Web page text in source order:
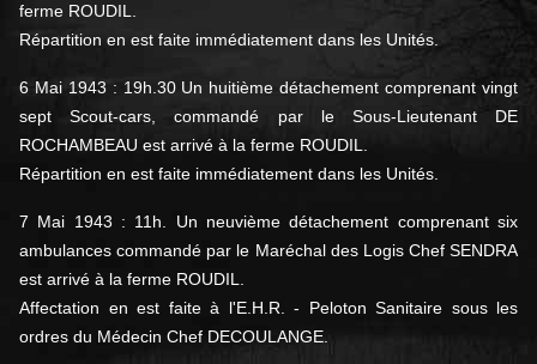
ferme ROUDIL.
Répartition en est faite immédiatement dans les Unités.
6 Mai 1943 : 19h.30 Un huitième détachement comprenant vingt
sept Scout-cars, commandé par le Sous-Lieutenant DE
ROCHAMBEAU est arrivé à la ferme ROUDIL.
Répartition en est faite immédiatement dans les Unités.
7 Mai 1943 : 11h. Un neuvième détachement comprenant six
ambulances commandé par le Maréchal des Logis Chef SENDRA
est arrivé à la ferme ROUDIL.
Affectation en est faite à l'E.H.R. - Peloton Sanitaire sous les
ordres du Médecin Chef DECOULANGE.